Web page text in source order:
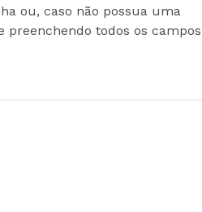
ou, caso não possua uma
preenchendo todos os campos